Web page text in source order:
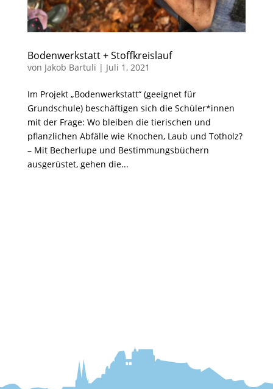
Bodenwerkstatt + Stoffkreislauf
von Jakob Bartuli | Juli 1, 2021
Im Projekt „Bodenwerkstatt“ (geeignet für
Grundschule) beschäftigen sich die Schüler*innen
mit der Frage: Wo bleiben die tierischen und
pflanzlichen Abfälle wie Knochen, Laub und Totholz?
– Mit Becherlupe und Bestimmungsbüchern
ausgerüstet, gehen die...